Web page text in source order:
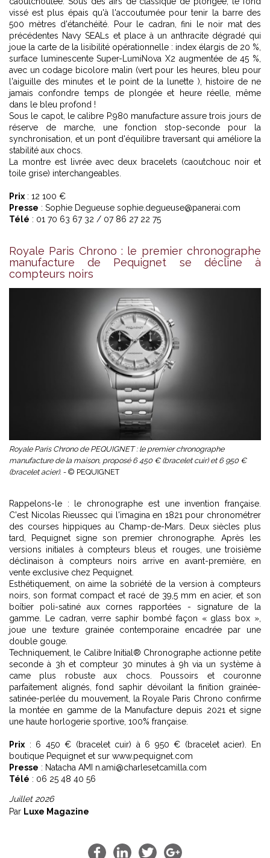
vissé est plus épais qu'à l'accoutumée pour tenir la barre des
500 mètres d'étanchéité. Pour le cadran, fini le noir mat des
précédentes Navy SEALs et place à un anthracite dégradé qui
joue la carte de la lisibilité opérationnelle : index élargis de 20 %,
surface luminescente Super-LumiNova X2 augmentée de 45 %,
avec un codage bicolore malin (vert pour les heures, bleu pour
l'aiguille des minutes et le point de la lunette ), histoire de ne
jamais confondre temps de plongée et heure réelle, même
dans le bleu profond !
Sous le capot, le calibre P.980 manufacture assure trois jours de
réserve de marche, une fonction stop-seconde pour la
synchronisation, et un pont d'équilibre traversant qui améliore la
stabilité aux chocs.
La montre est livrée avec deux bracelets (caoutchouc noir et
toile grise) interchangeables.
Prix: 12 100 €
Presse : Sophie Degueuse sophie.degueuse@panerai.com
Télé : 01 70 63 67 32 / 07 86 27 22 75
Royale Paris Chrono : le premier chronographe
manufacture de Pequignet se décline à
compteurs noirs
Royale Paris Chrono de PEQUIGNET : le premier chronographe
manufacture de la maison, proposé 6 450 € (bracelet cuir) et 6 950 €
(bracelet acier). - © PEQUIGNET
Rappelons-le : le chronographe est une invention française.
C'est Nicolas Rieussec qui l'imagina en 1821 pour chronométrer
des courses hippiques au Champ-de-Mars. Deux siècles plus
tard, Pequignet signe son premier chronographe. Après les
versions initiales à compteurs bleus et rouges, une troisième
déclinaison à compteurs noirs arrive en avant-première, en
vente exclusive chez Pequignet.
Esthétiquement, on aime la sobriété de la version à compteurs
noirs, son format compact et racé de 39,5 mm en acier, et son
boîtier poli-satiné aux cornes rapportées - signature de la
gamme. Le cadran, verre saphir bombé façon « glass box »,
joue une texture grainée contemporaine encadrée par une
double gouge.
Techniquement, le Calibre Initial® Chronographe actionne petite
seconde à 3h et compteur 30 minutes à 9h via un système à
came plus robuste aux chocs. Poussoirs et couronne
parfaitement alignés, fond saphir dévoilant la finition grainée-
satinée-perlée du mouvement, la Royale Paris Chrono confirme
la montée en gamme de la Manufacture depuis 2021 et signe
une haute horlogerie sportive, 100% française.
Prix : 6 450 € (bracelet cuir) à 6 950 € (bracelet acier). En
boutique Pequignet et sur www.pequignet.com
Presse : Natacha AMI n.ami@charlesetcamilla.com
Télé : 06 25 48 40 56
Juillet 2026
Par Luxe Magazine